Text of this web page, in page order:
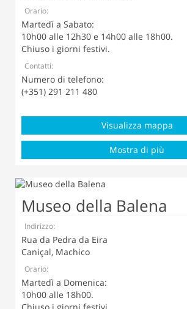
Orario:
Martedì a Sabato:
10h00 alle 12h30 e 14h00 alle 18h00.
Chiuso i giorni festivi.
Contatti:
Numero di telefono:
(+351) 291 211 480
Visualizza mappa
Mostra di più
Museo della Balena
Indirizzo:
Rua da Pedra da Eira
Caniçal, Machico
Orario:
Martedì a Domenica:
10h00 alle 18h00.